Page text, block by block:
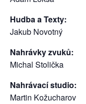
Hudba a Texty:
Jakub Novotný
Nahrávky zvuků:
Michal Stolička
Nahrávací studio:
Martin Kožucharov